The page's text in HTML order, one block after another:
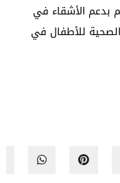
بدعم الأشقاء في
للأطفال في